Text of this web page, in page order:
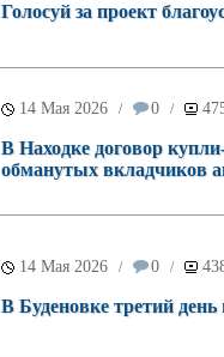
Голосуй за проект
14 Мая 2026 / 0 /
В Находке договор
обманутых вкладчиков
14 Мая 2026 / 0 /
В Буденовке третий